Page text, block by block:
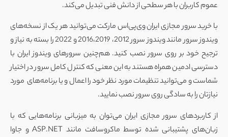
عموم کاربران با هر سطحی از دانش فنی تبدیل می‌کند.
با خرید سرور مجازی ایران وی‌پی‌اس مارکت می‌توانید هر یک از نسخه‌های
ویندوز سرور مانند ویندوز سرور 2012، 2016،2019 و 2022 را بسته به نیاز و
ترجیح خود بر روی سرور نصب کنید. هم‌چنین سرورهای ویندوز ایران با
دسترسی ادمین همراه هستند به این معنی که کنترل کامل سرور در اختیار
شماست و می‌توانید تنظیمات مورد نظر خود را اعمال و یا برنامه‌های مورد
نیازتان را به سادگی روی سرور نصب نمایید.
از کاربردهای سرور مجازی ایران می‌توان به میزبانی برنامه‌هایی که با
زبان‌های پشتیبانی شده توسط ماکروسافت مانند ASP.NET و جاوا